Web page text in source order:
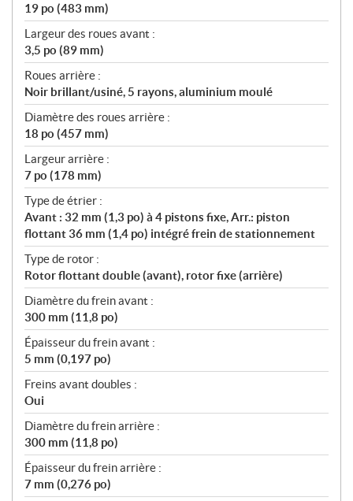
19 po (483 mm)
Largeur des roues avant :
3,5 po (89 mm)
Roues arrière :
Noir brillant/usiné, 5 rayons, aluminium moulé
Diamètre des roues arrière :
18 po (457 mm)
Largeur arrière :
7 po (178 mm)
Type de étrier :
Avant : 32 mm (1,3 po) à 4 pistons fixe, Arr.: piston
flottant 36 mm (1,4 po) intégré frein de stationnement
Type de rotor :
Rotor flottant double (avant), rotor fixe (arrière)
Diamètre du frein avant :
300 mm (11,8 po)
Épaisseur du frein avant :
5 mm (0,197 po)
Freins avant doubles :
Oui
Diamètre du frein arrière :
300 mm (11,8 po)
Épaisseur du frein arrière :
7 mm (0,276 po)